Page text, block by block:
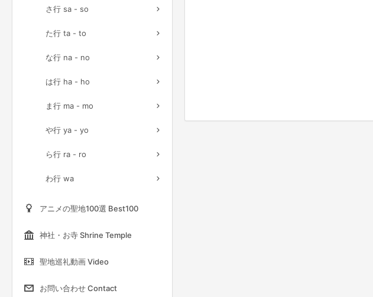
さ行 sa - so
た行 ta - to
な行 na - no
は行 ha - ho
ま行 ma - mo
や行 ya - yo
ら行 ra - ro
わ行 wa
アニメの聖地100選 Best100
神社・お寺 Shrine Temple
聖地巡礼動画 Video
お問い合わせ Contact